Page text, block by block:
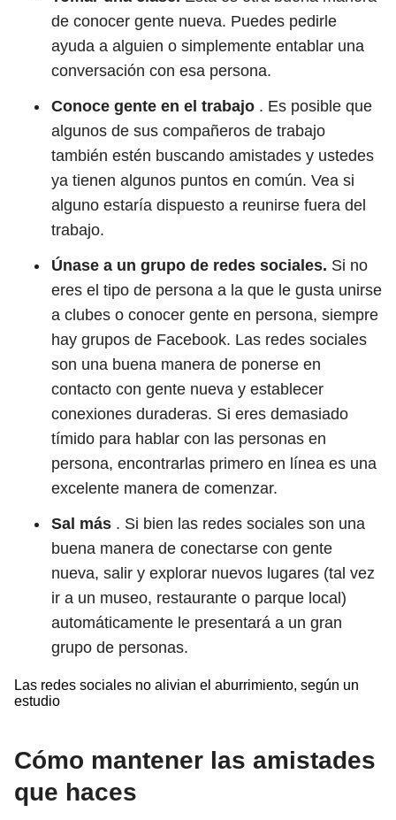
de conocer gente nueva. Puedes pedirle
ayuda a alguien o simplemente entablar una
conversación con esa persona.
Conoce gente en el trabajo . Es posible que
algunos de sus compañeros de trabajo
también estén buscando amistades y ustedes
ya tienen algunos puntos en común. Vea si
alguno estaría dispuesto a reunirse fuera del
trabajo.
Únase a un grupo de redes sociales. Si no
eres el tipo de persona a la que le gusta unirse
a clubes o conocer gente en persona, siempre
hay grupos de Facebook. Las redes sociales
son una buena manera de ponerse en
contacto con gente nueva y establecer
conexiones duraderas. Si eres demasiado
tímido para hablar con las personas en
persona, encontrarlas primero en línea es una
excelente manera de comenzar.
Sal más . Si bien las redes sociales son una
buena manera de conectarse con gente
nueva, salir y explorar nuevos lugares (tal vez
ir a un museo, restaurante o parque local)
automáticamente le presentará a un gran
grupo de personas.
Las redes sociales no alivian el aburrimiento, según un
estudio
Cómo mantener las amistades
que haces